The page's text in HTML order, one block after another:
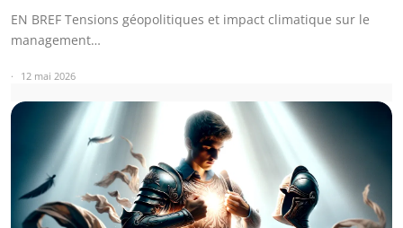
EN BREF Tensions géopolitiques et impact climatique sur le
management…
12 mai 2026